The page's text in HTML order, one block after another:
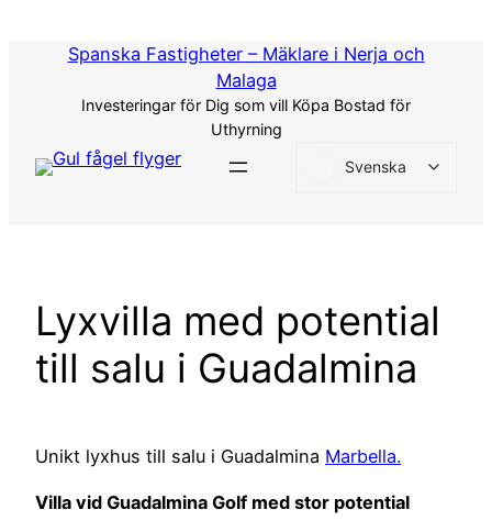
Spanska Fastigheter – Mäklare i Nerja och
Malaga
Investeringar för Dig som vill Köpa Bostad för
Uthyrning
Svenska
Lyxvilla med potential
till salu i Guadalmina
Unikt lyxhus till salu i Guadalmina Marbella.
Villa vid Guadalmina Golf med stor potential